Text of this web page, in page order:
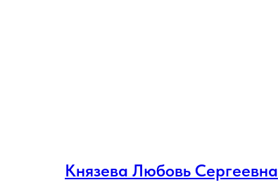
Князева Любовь Сергеевна